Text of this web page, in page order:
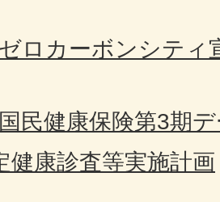
ロカーボンシティ
民健康保険第3期
健康診査等実施計画